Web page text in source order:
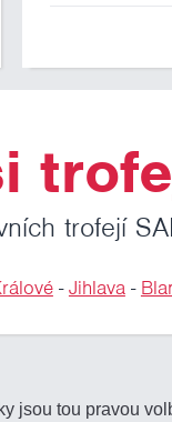
trofejí
-Jihlava-
jsou tou pravou